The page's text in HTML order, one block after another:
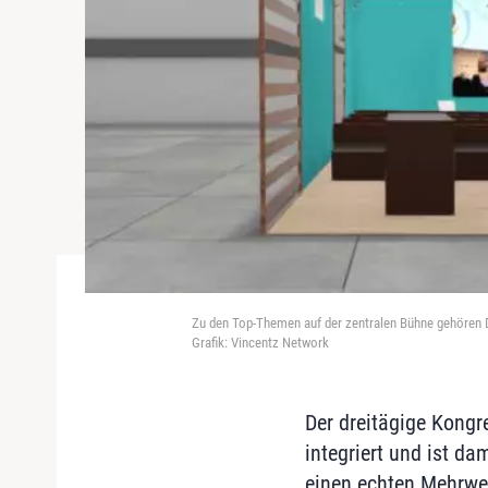
Zu den Top-Themen auf der zentralen Bühne
Grafik: Vincentz Network
Der dreitägige
integriert und ist